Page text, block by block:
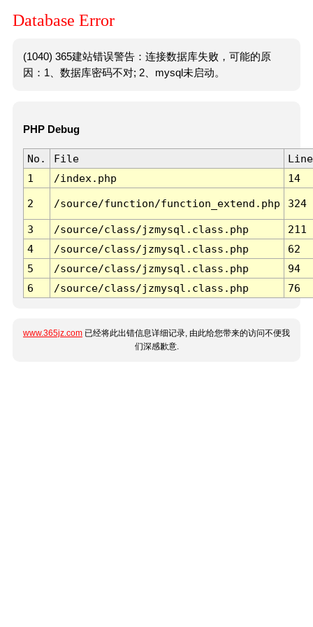
Database Error
(1040) 365建站错误警告：连接数据库失败，可能的原
因：1、数据库密码不对; 2、mysql未启动。
PHP Debug
No. File
Line
1
/index.php 14
2 /source/function/function_extend.php 324
3 /source/class/jzmysql.class.php
211
4
/source/class/jzmysql.class.php
62
5
/source/class/jzmysql.class.php
94
6
/source/class/jzmysql.class.php 76
www.365jz.com 已经将此出错信息详细记录, 由此给您带来的访问不便我
们深感歉意.